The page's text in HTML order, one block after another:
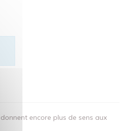
encore plus de sens aux